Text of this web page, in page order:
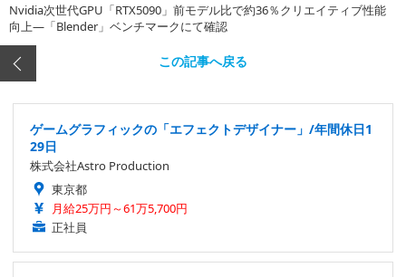
Nvidia次世代GPU「RTX5090」前モデル比で約36％クリエイティブ性能
向上―「Blender」ベンチマークにて確認
この記事へ戻る
ゲームグラフィックの「エフェクトデザイナー」/年間休日1
29日
株式会社Astro Production
東京都
月給25万円～61万5,700円
正社員